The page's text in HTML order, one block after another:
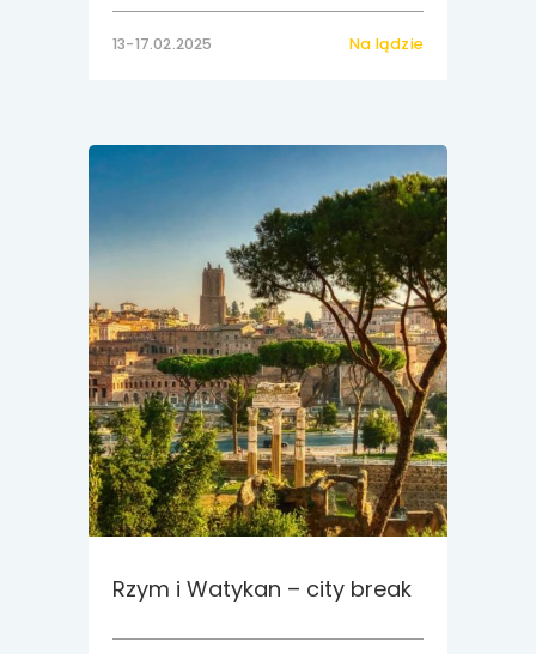
13-17.02.2025 Na lądzie
Rzym i Watykan – city break